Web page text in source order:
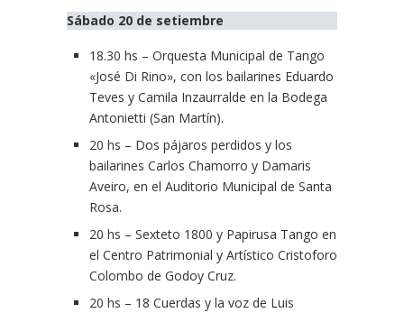
Sábado 20 de setiembre
18.30 hs – Orquesta Municipal de Tango
«José Di Rino», con los bailarines Eduardo
Teves y Camila Inzaurralde en la Bodega
Antonietti (San Martín).
20 hs – Dos pájaros perdidos y los
bailarines Carlos Chamorro y Damaris
Aveiro, en el Auditorio Municipal de Santa
Rosa.
20 hs – Sexteto 1800 y Papirusa Tango en
el Centro Patrimonial y Artístico Cristoforo
Colombo de Godoy Cruz.
20 hs – 18 Cuerdas y la voz de Luis